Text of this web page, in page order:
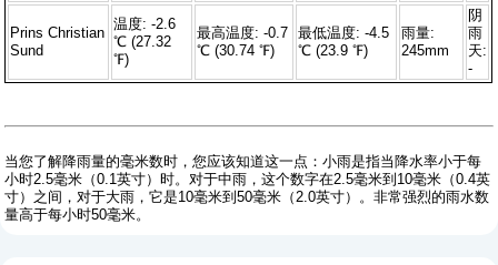
Prins Christian
Sund
温度: -2.6
℃ (27.32
℉)
最高温度: -0.7
℃ (30.74 ℉)
最低温度: -4.5
℃ (23.9 ℉)
雨量:
245mm
阴
雨
天:
-
当您了解降雨量的毫米数时，您应该知道这一点：小雨是指当降水率小于每
小时2.5毫米（0.1英寸）时。对于中雨，这个数字在2.5毫米到10毫米（0.4英
寸）之间，对于大雨，它是10毫米到50毫米（2.0英寸）。非常强烈的雨水数
量高于每小时50毫米。